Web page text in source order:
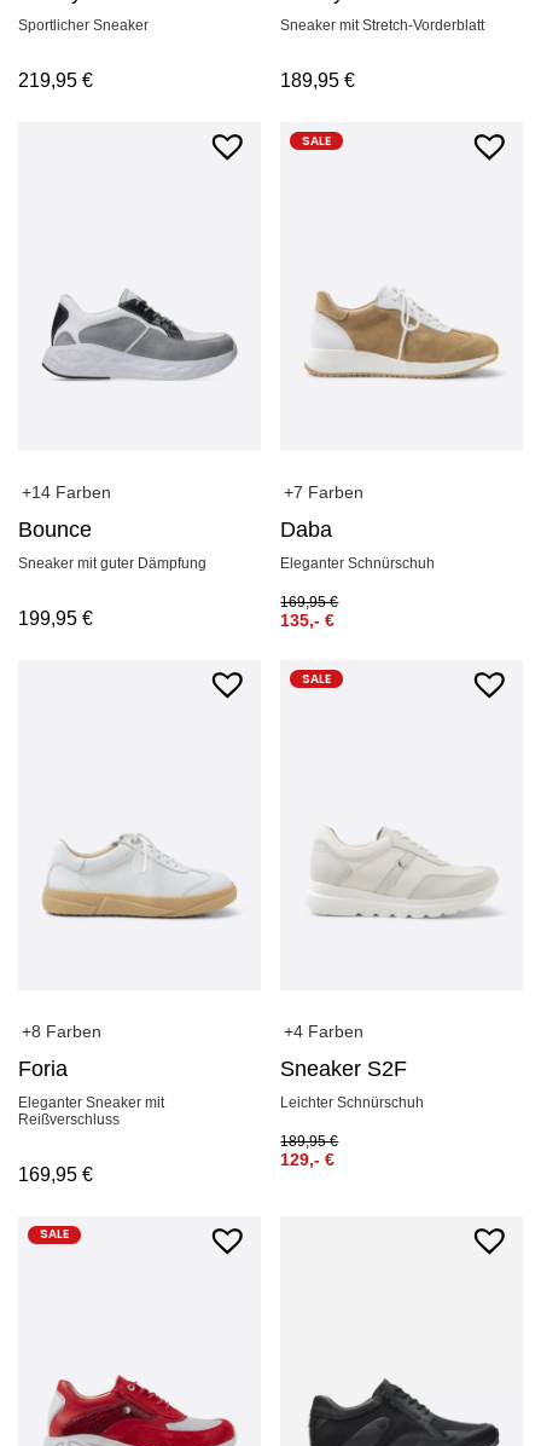
Sportlicher Sneaker
219,95 €
Sneaker mit Stretch-Vorderblatt
189,95€
+14 Farben
Bounce
Sneaker mit guter Dämpfung
199,95 €
SALE
+7 Farben
Daba
Eleganter Schnürschuh
169,95€
135,-€
+8 Farben
Foria
Eleganter Sneaker mit
Reißverschluss
169,95 €
SALE
+4 Farben
Sneaker S2F
Leichter Schnürschuh
189,95€
129,-€
SALE